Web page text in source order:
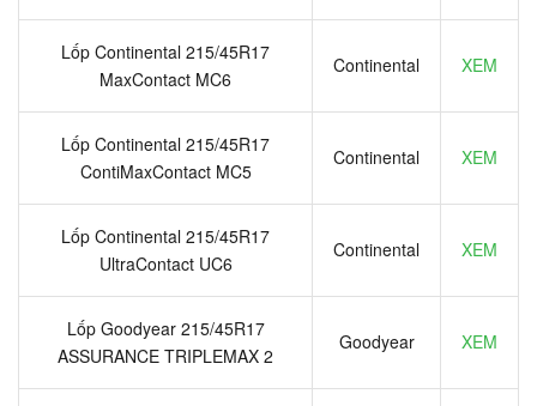
Lốp Continental 215/45R17
MaxContact MC6
Continental XEM
Lốp Continental 215/45R17
ContiMaxContact MC5
Continental XEM
Lốp Continental 215/45R17
UltraContact UC6
Continental XEM
Lốp Goodyear 215/45R17
ASSURANCE TRIPLEMAX 2
Goodyear XEM